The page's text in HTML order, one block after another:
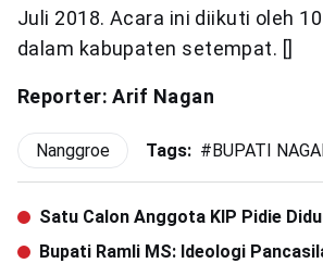
Juli 2018. Acara ini diikuti oleh
dalam kabupaten setempat. []
Reporter: Arif Nagan
Nanggroe Tags: #BUPATI
Satu Calon Anggota KIP Pidie
Parpol
Bupati Ramli MS: Ideologi